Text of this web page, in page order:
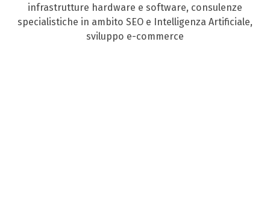
infrastrutture hardware e software, consulenze
specialistiche in ambito SEO e Intelligenza Artificiale,
sviluppo e-commerce